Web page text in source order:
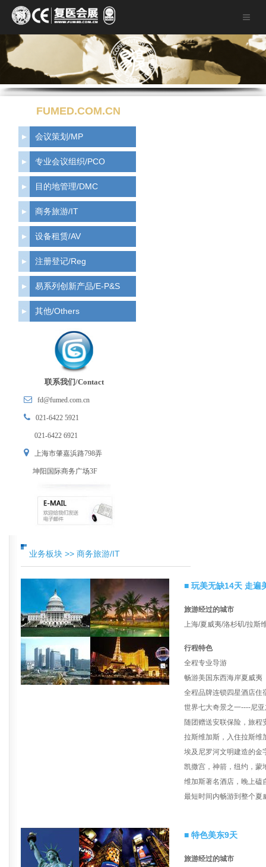
FUMED.COM.CN
会议策划/MP
专业会议组织/PCO
目的地管理/DMC
商务旅游/IT
设备租赁/AV
注册登记/Reg
易系列创新产品/E-P&S
其他/Others
联系我们/Contact
fd@fumed.com.cn
021-6422 5921
021-6422 6921
上海市肇嘉浜路798弄
坤阳国际商务广场3F
业务板块 >> 商务旅游/IT
■ 玩美无缺14天 走遍
旅游经过的城市
上海/夏威夷/洛杉矶/拉斯
行程特色
全程专业导游
畅游美国东西海岸夏威夷
全程品牌连锁四星酒店住
世界七大奇景之一----尼
随团赠送安联保险，旅程
拉斯维加斯，入住拉斯维
埃及尼罗河文明建造的金
凯撒宫，神箭，纽约，蒙
维加斯著名酒店，晚上
最短时间内畅游到整个夏
■ 特色美东9天
旅游经过的城市